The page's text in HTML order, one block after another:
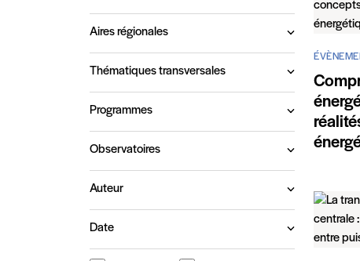
Aires régionales
Thématiques transversales
Programmes
Observatoires
Auteur
Date